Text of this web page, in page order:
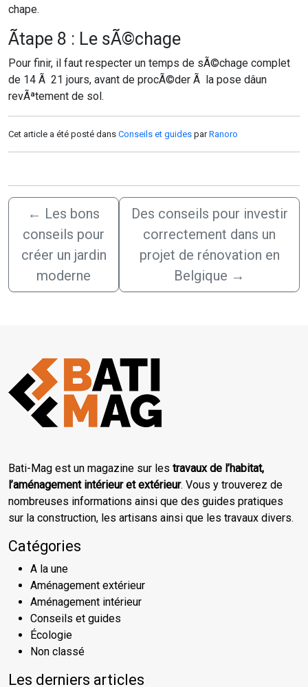
chape.
Ãtape 8 : Le sÃ©chage
Pour finir, il faut respecter un temps de sÃ©chage complet
de 14 Ã 21 jours, avant de procÃ©der Ã la pose dâun
revÃªtement de sol.
Cet article a été posté dans Conseils et guides parRanoro
← Les bons
conseils pour
créer un jardin
moderne
Des conseils pour investir
correctement dans un
projet de rénovation en
Belgique →
Bati-Mag est un magazine sur les travaux de l’habitat,
l’aménagement intérieur et extérieur. Vous y trouverez de
nombreuses informations ainsi que des guides pratiques
sur la construction, les artisans ainsi que les travaux divers.
Catégories
A la une
Aménagement extérieur
Aménagement intérieur
Conseils et guides
Écologie
Non classé
Les derniers articles